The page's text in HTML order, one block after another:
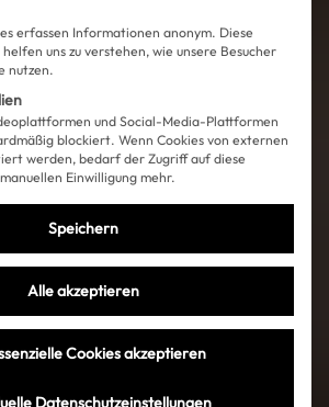
erfassen Informationen anonym. Diese
uns zu verstehen, wie unsere Besucher
nutzen.
und Social-Media-Plattformen
blockiert. Wenn Cookies von externen
werden, bedarf der Zugriff auf diese
Einwilligung mehr.
Speichern
Alle akzeptieren
Cookies akzeptieren
Datenschutzeinstellungen